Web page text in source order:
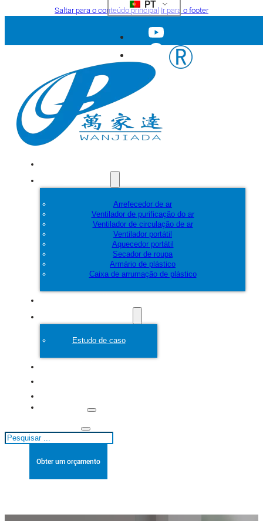
Saltar para o conteúdo principal Ir para o footer
PT
Arrefecedor de ar
Ventilador de purificação do ar
Ventilador de circulação de ar
Ventilador portátil
Aquecedor portátil
Secador de roupa
Armário de plástico
Caixa de arrumação de plástico
Estudo de caso
Pesquisar
Obter um orçamento